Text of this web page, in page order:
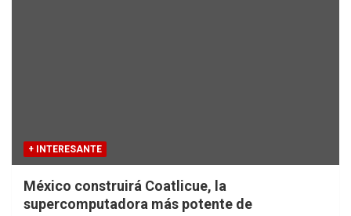
+ INTERESANTE
México construirá Coatlicue, la
supercomputadora más potente de